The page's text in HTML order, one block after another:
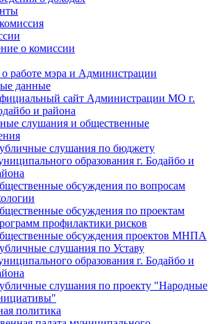
о комиссии
работе мэра и Администрации
данные
сайт Администрации МО г.
и района
слушания и общественные
слушания по бюджету
образования г. Бодайбо и
обсуждения по вопросам
обсуждения по проектам
профилактики рисков
обсуждения проектов МНПА
слушания по Уставу
образования г. Бодайбо и
слушания по проекту "Народные
политика